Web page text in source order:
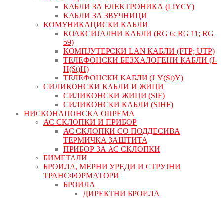
КАБЛИ ЗА ЕЛЕКТРОНИКА (LiYCY)
КАБЛИ ЗА ЗВУЧНИЦИ
КОМУНИКАЦИСКИ КАБЛИ
КОАКСИЈАЛНИ КАБЛИ (RG 6; RG 11; RG
59)
КОМПЈУТЕРСКИ LAN КАБЛИ (FTP; UTP)
ТЕЛЕФОНСКИ БЕЗХАЛОГЕНИ КАБЛИ (J-
H(St)H)
ТЕЛЕФОНСКИ КАБЛИ (J-Y(St)Y)
СИЛИКОНСКИ КАБЛИ И ЖИЦИ
СИЛИКОНСКИ ЖИЦИ (SIF)
СИЛИКОНСКИ КАБЛИ (SIHF)
НИСКОНАПОНСКА ОПРЕМА
АС СКЛОПКИ И ПРИБОР
АС СКЛОПКИ СО ПОДДЕСИВА
ТЕРМИЧКА ЗАШТИТА
ПРИБОР ЗА АС СКЛОПКИ
БИМЕТАЛИ
БРОИЛА, МЕРНИ УРЕДИ И СТРУЈНИ
ТРАНСФОРМАТОРИ
БРОИЛА
ДИРЕКТНИ БРОИЛА